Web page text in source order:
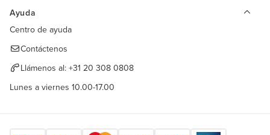
Ayuda
Centro de ayuda
Contáctenos
Llámenos al: +31 20 308 0808
Lunes a viernes 10.00-17.00